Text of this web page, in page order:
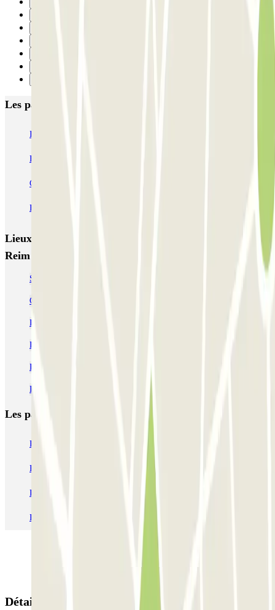
Les parkings les mieux notés à Madrid
IC Alenza-Ponzano
HOMELY Azcona
Coslada (Avenida de América)
EMT Marqués de Salamanca
Lieux et événements intéressants à proximité Garaje
Reim - Santísima Trinidad
Se garer dans le quartier de Chueca
Circuler et se garer dans Madrid Central
Parking Movistar Arena Madrid pas cher (ex WiZink Center)
Parkings à la gare de Madrid-Atocha
Parking aéroport Madrid Terminal 4 pas cher
Parking Aéroport Madrid-Barajas à partir de 1,75 € | Parclick
Les parkings les
Parking Paris Parking Gare de Lyon
Parking Charles de Gaulle - Roissy Aeroport
Parking Aéroport Roland Garros La Réunion P4 Longue Durée
Parking Aéroport Barcelone Parking Aéroport Beauvais
Détails de la réservation